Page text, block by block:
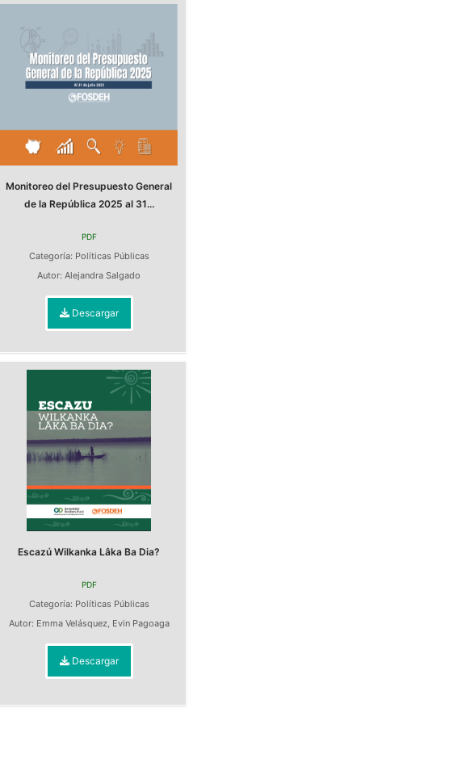
Monitoreo del Presupuesto General
de la República 2025 al 31...
PDF
Categoría: Políticas Públicas
Autor:Alejandra Salgado
Descargar
Escazú Wilkanka Lâka Ba Dia?
PDF
Categoría: Políticas Públicas
Autor: Emma Velásquez, Evin Pagoaga
Descargar